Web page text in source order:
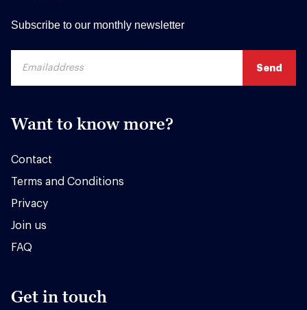
Subscribe to our monthly newsletter
Want to know more?
Contact
Terms and Conditions
Privacy
Join us
FAQ
Get in touch